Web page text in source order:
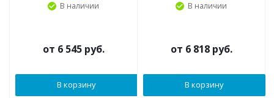
В наличии
от 6 545 руб.
В корзину
В наличии
от 6 818 руб.
В корзину